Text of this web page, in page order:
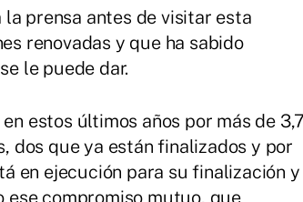
prensa antes de visitar esta
renovadas y que ha sabido
le puede dar.
estos últimos años por más de
dos que ya están finalizados y por
en ejecución para su finalización y
ese compromiso mutuo, que